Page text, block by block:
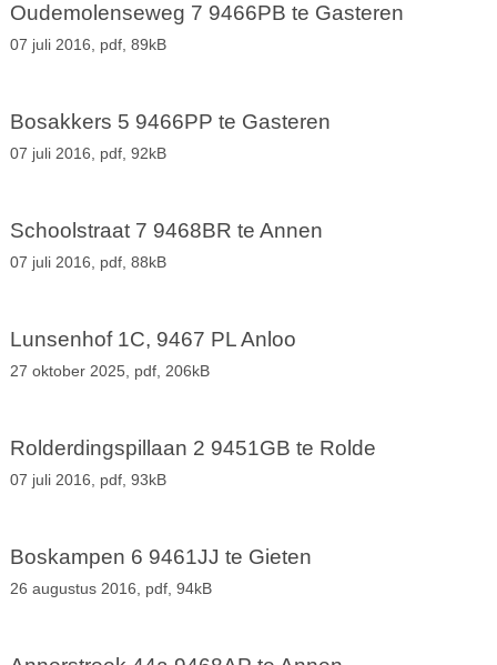
Oudemolenseweg 7 9466PB te Gasteren
07 juli 2016, pdf, 89kB
Bosakkers 5 9466PP te Gasteren
07 juli 2016, pdf, 92kB
Schoolstraat 7 9468BR te Annen
07 juli 2016, pdf, 88kB
Lunsenhof 1C, 9467 PL Anloo
27 oktober 2025, pdf, 206kB
Rolderdingspillaan 2 9451GB te Rolde
07 juli 2016, pdf, 93kB
Boskampen 6 9461JJ te Gieten
26 augustus 2016, pdf, 94kB